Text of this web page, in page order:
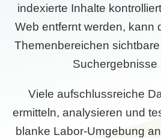
indexierte Inhalte
Web entfernt werden, kann
Themenbereichen
Suchergebnisse
Viele aufschlussreiche
ermitteln, analysieren und
blanke Labor-Umgebung